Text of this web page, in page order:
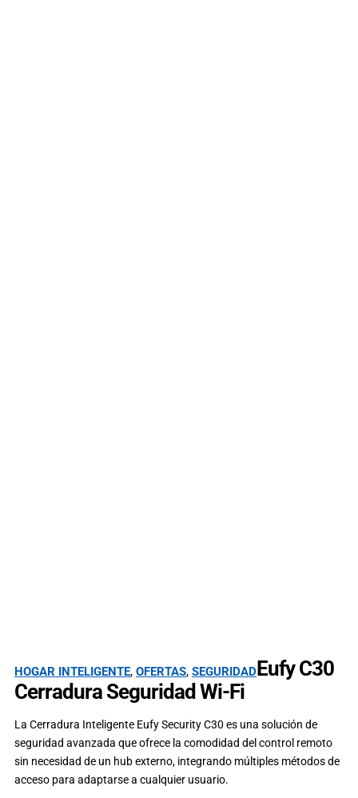
HOGAR INTELIGENTE, OFERTAS, SEGURIDADEufy C30
Cerradura Seguridad Wi-Fi
La Cerradura Inteligente Eufy Security C30 es una solución de
seguridad avanzada que ofrece la comodidad del control remoto
sin necesidad de un hub externo, integrando múltiples métodos de
acceso para adaptarse a cualquier usuario.